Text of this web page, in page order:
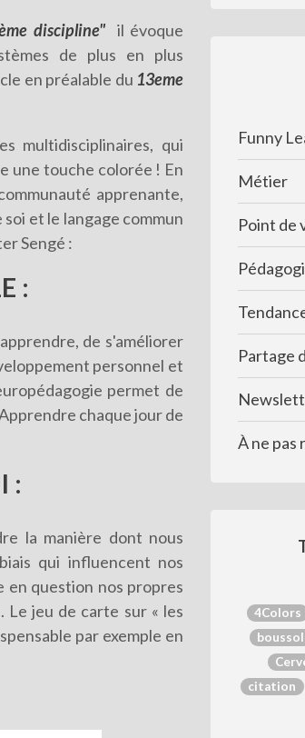
discipline"
il évoque
de plus en plus
en préalable du 13eme
multidisciplinaires, qui
une touche colorée ! En
apprenante,
et le langage commun
Sengé :
:
de s'améliorer
personnel et
permet de
chaque jour de
:
la manière dont nous
qui influencent nos
question nos propres
Le jeu de carte sur « les
par exemple en
Funny
Métier
Point de
Partage
À ne pas
4Colors
citation